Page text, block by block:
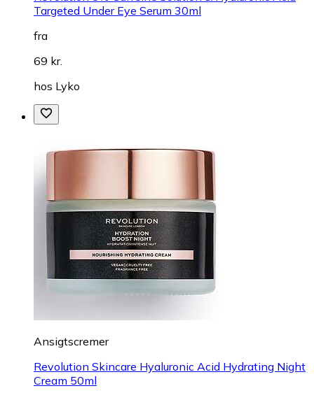
Targeted Under Eye Serum 30ml
fra
69 kr.
hos Lyko
Ansigtscremer
Revolution Skincare Hyaluronic Acid Hydrating Night
Cream 50ml